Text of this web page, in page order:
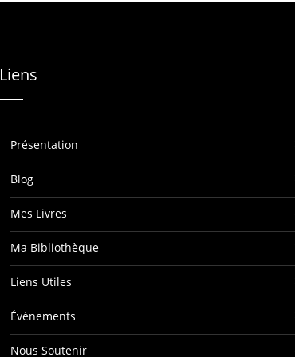
Liens
Présentation
Blog
Mes Livres
Ma Bibliothèque
Liens Utiles
Évènements
Nous Soutenir